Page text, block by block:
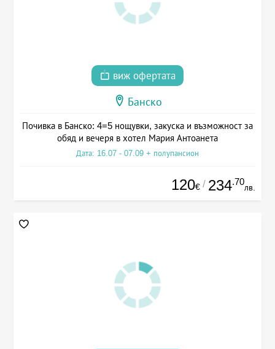
виж офертата
Банско
Почивка в Банско: 4=5 нощувки, закуска и възможност за
обяд и вечеря в хотел Мария Антоанета
Дата: 16.07 - 07.09 + полупансион
120€ / 234.70
лв.